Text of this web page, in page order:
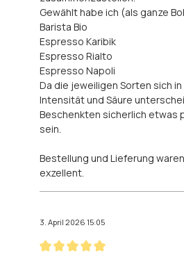
Gewählt habe ich (als ganze
Barista Bio
Espresso Karibik
Espresso Rialto
Espresso Napoli
Da die jeweiligen Sorten sich
Intensität und Säure
Beschenkten sicherlich etwas
sein.
Bestellung und Lieferung
exzellent.
3. April 2026 15:05